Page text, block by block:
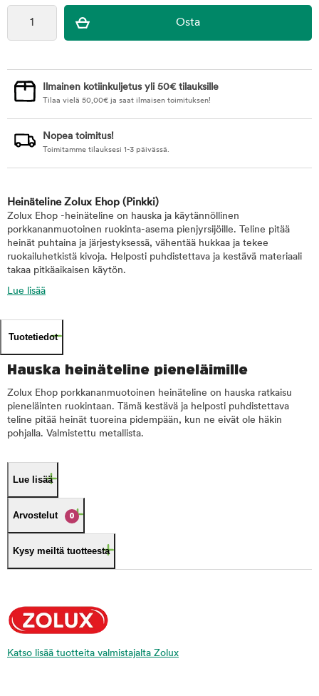
Ilmainen kotiinkuljetus yli 50€ tilauksille
Tilaa vielä 50,00€ ja saat ilmaisen toimituksen!
Nopea toimitus!
Toimitamme tilauksesi 1-3 päivässä.
Heinäteline Zolux Ehop (Pinkki)
Zolux Ehop -heinäteline on hauska ja käytännöllinen
porkkananmuotoinen ruokinta-asema pienjyrsijöille. Teline pitää
heinät puhtaina ja järjestyksessä, vähentää hukkaa ja tekee
ruokailuhetkistä kivoja. Helposti puhdistettava ja kestävä materiaali
takaa pitkäaikaisen käytön.
Lue lisää
Tuotetiedot
Hauska heinäteline pieneläimille
Zolux Ehop porkkananmuotoinen heinäteline on hauska ratkaisu
pieneläinten ruokintaan. Tämä kestävä ja helposti puhdistettava
teline pitää heinät tuoreina pidempään, kun ne eivät ole häkin
pohjalla. Valmistettu metallista.
Lue lisää
Arvostelut 0
Kysy meiltä tuotteesta
Katso lisää tuotteita valmistajalta Zolux